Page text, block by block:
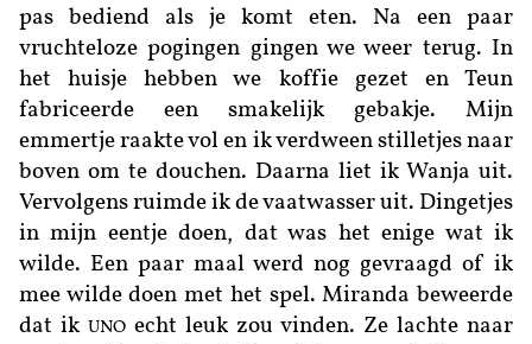
pas bediend als je komt eten. Na een paar
vruchteloze pogingen gingen we weer terug. In
het huisje hebben we koffie gezet en Teun
fabriceerde een smakelijk gebakje. Mijn
emmertje raakte vol en ik verdween stilletjes naar
boven om te douchen. Daarna liet ik Wanja uit.
Vervolgens ruimde ik de vaatwasser uit. Dingetjes
in mijn eentje doen, dat was het enige wat ik
wilde. Een paar maal werd nog gevraagd of ik
mee wilde doen met het spel. Miranda beweerde
dat ik UNO echt leuk zou vinden. Ze lachte naar